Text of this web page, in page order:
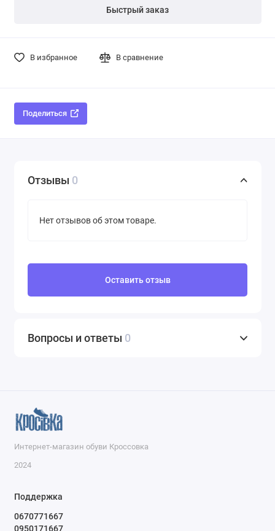
Быстрый заказ
В избранное В сравнение
Поделиться
Отзывы 0
Нет отзывов об этом товаре.
Оставить отзыв
Вопросы и ответы 0
Интернет-магазин обуви Кроссовка
2024
Поддержка
0670771667
0950171667